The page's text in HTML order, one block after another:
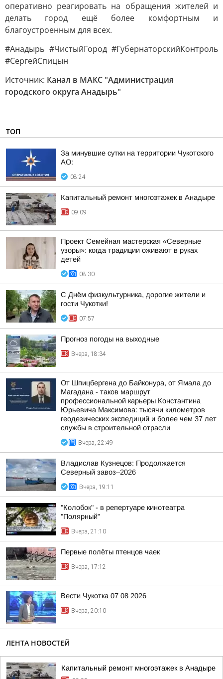
оперативно реагировать на обращения жителей и
делать город ещё более комфортным и
благоустроенным для всех.
#Анадырь #ЧистыйГород #ГубернаторскийКонтроль
#СергейСпицын
Источник: Канал в МАКС "Администрация
городского округа Анадырь"
ТОП
За минувшие сутки на территории Чукотского
АО:
08:24
Капитальный ремонт многоэтажек в Анадыре
09:09
Проект Семейная мастерская «Северные
узоры»: когда традиции оживают в руках
детей
08:30
С Днём физкультурника, дорогие жители и
гости Чукотки!
07:57
Прогноз погоды на выходные
Вчера, 18:34
От Шпицбергена до Байконура, от Ямала до
Магадана - таков маршрут
профессиональной карьеры Константина
Юрьевича Максимова: тысячи километров
геодезических экспедиций и более чем 37 лет
службы в строительной отрасли
Вчера, 22:49
Владислав Кузнецов: Продолжается
Северный завоз–2026
Вчера, 19:11
"Колобок" - в репертуаре кинотеатра
"Полярный"
Вчера, 21:10
Первые полёты птенцов чаек
Вчера, 17:12
Вести Чукотка 07 08 2026
Вчера, 20:10
ЛЕНТА НОВОСТЕЙ
Капитальный ремонт многоэтажек в Анадыре